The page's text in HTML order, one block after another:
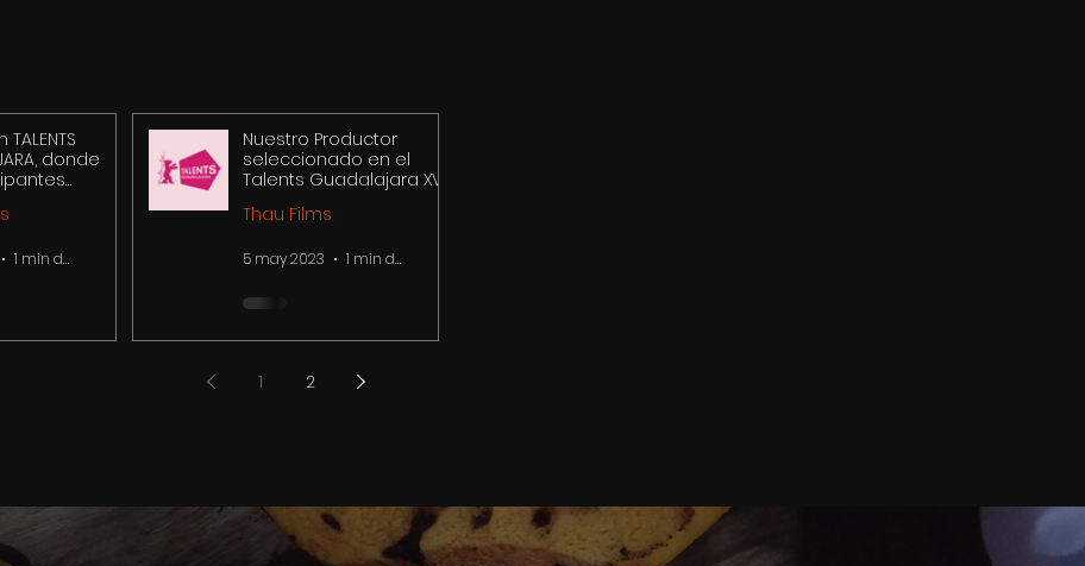
donde
y
1 min de lectura
Nuestro Productor
seleccionado en el
Talents Guadalajara XV
Thau Films
5 may 2023 1 min de lectura
1 2